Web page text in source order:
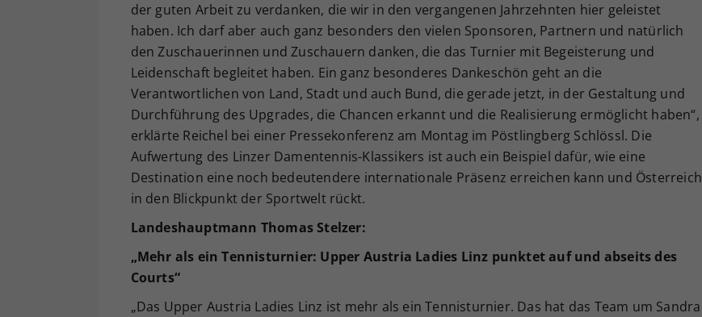
der guten Arbeit zu verdanken, die wir in den vergangenen Jahrzehnten hier geleistet
haben. Ich darf aber auch ganz besonders den vielen Sponsoren, Partnern und natürlich
den Zuschauerinnen und Zuschauern danken, die das Turnier mit Begeisterung und
Leidenschaft begleitet haben. Ein ganz besonderes Dankeschön geht an die
Verantwortlichen von Land, Stadt und auch Bund, die gerade jetzt, in der Gestaltung und
Durchführung des Upgrades, die Chancen erkannt und die Realisierung ermöglicht haben“,
erklärte Reichel bei einer Pressekonferenz am Montag im Pöstlingberg Schlössl. Die
Aufwertung des Linzer Damentennis-Klassikers ist auch ein Beispiel dafür, wie eine
Destination eine noch bedeutendere internationale Präsenz erreichen kann und Österreich
in den Blickpunkt der Sportwelt rückt.
Landeshauptmann Thomas Stelzer:
„Mehr als ein Tennisturnier: Upper Austria Ladies Linz punktet auf und abseits des
Courts“
„Das Upper Austria Ladies Linz ist mehr als ein Tennisturnier. Das hat das Team um Sandra